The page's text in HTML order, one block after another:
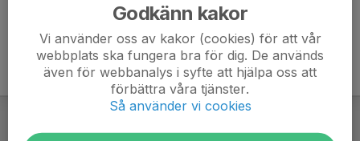
Godkänn kakor
Vi använder oss av kakor (cookies) för att vår
webbplats ska fungera bra för dig. De används
även för webbanalys i syfte att hjälpa oss att
förbättra våra tjänster.
Så använder vi cookies